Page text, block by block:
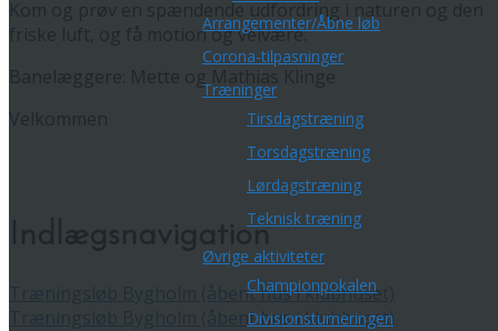
Arrangementer/Åbne løb
Corona-tilpasninger
Træninger
Tirsdagstræning
Torsdagstræning
Lørdagstræning
Teknisk træning
Øvrige aktiviteter
Championpokalen
Divisionsturneringen
Kom og prøv en spændende udfordring i naturen og den
friske luft, og få motion og velvære.
Indlægsnavigation
Træningsløb Bygholm (åbent hus i klubhuset)
Træningsløb Bygholm (åbent hus i klubhuset)